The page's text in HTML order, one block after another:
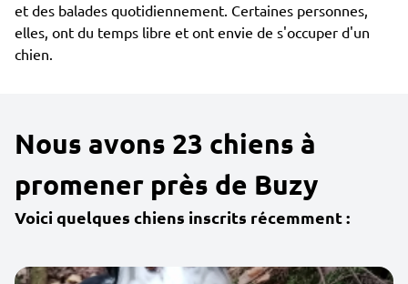
et des balades quotidiennement. Certaines personnes,
elles, ont du temps libre et ont envie de s'occuper d'un
chien.
Nous avons 23 chiens à
promener près de Buzy
Voici quelques chiens inscrits récemment :